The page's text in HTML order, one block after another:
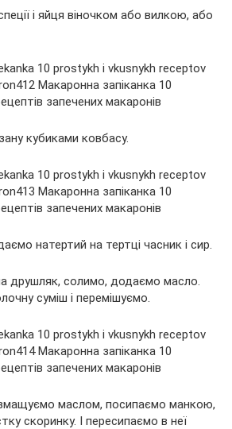
і яйця віночком або вилкою, або
кубиками ковбасу.
натертий на тертці часник і сир.
друшляк, солимо, додаємо масло.
суміш і перемішуємо.
маслом, посипаємо манкою,
скоринку. І пересипаємо в неї